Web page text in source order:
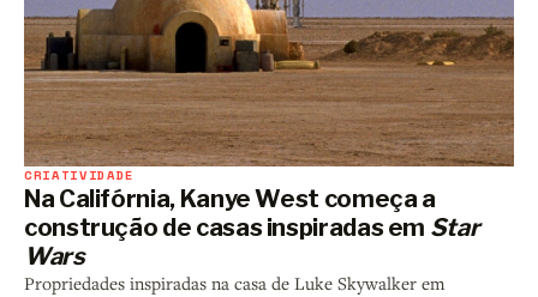
CRIATIVIDADE
Na Califórnia, Kanye West começa a
construção de casas inspiradas em Star
Wars
Propriedades inspiradas na casa de Luke Skywalker em